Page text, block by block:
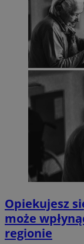
Opiekujesz
może
regionie